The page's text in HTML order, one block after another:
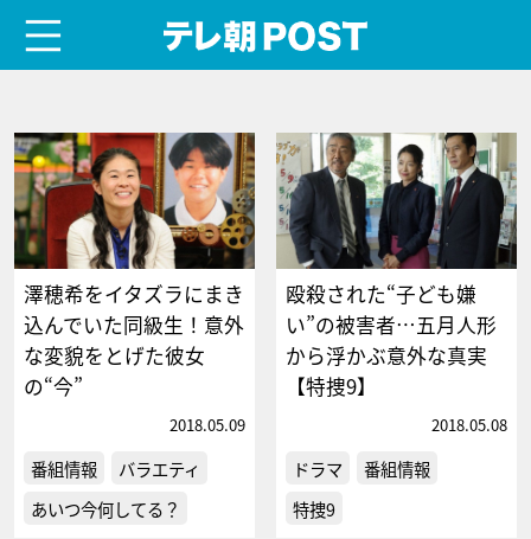
澤穂希をイタズラにまき
込んでいた同級生！意外
な変貌をとげた彼女
の“今”
2018.05.09
番組情報
バラエティ
あいつ今何してる？
殴殺された“子ども嫌
い”の被害者…五月人形
から浮かぶ意外な真実
【特捜9】
2018.05.08
ドラマ
番組情報
特捜9